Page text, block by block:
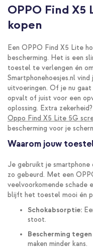
OPPO Find
kopen
Een OPPO Find X5 Lite
bescherming. Het is een
toestel te verlengen én
Smartphonehoesjes.nl
uitvoeringen. Of je nu
opvalt of juist voor een
oplossing. Extra
Oppo Find X5 Lite 5G
bescherming voor je
Waarom jouw
Je gebruikt je smartphone
zo gebeurd. Met een
veelvoorkomende schade
blijft het toestel mooi én
Schokabsorptie:
stoot.
Bescherming tegen
maken minder kans.